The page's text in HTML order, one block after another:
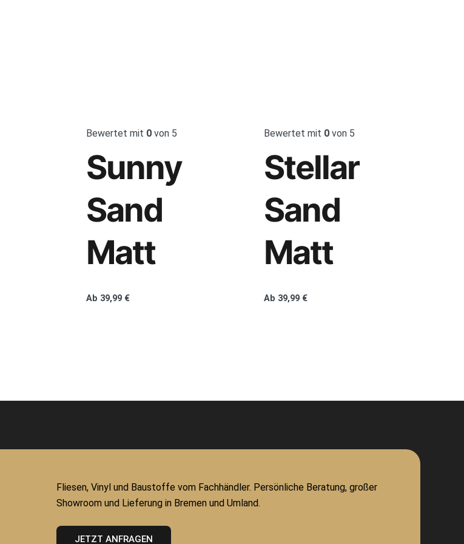
Bewertet mit 0 von 5
Sunny
Sand
Matt
Ab 39,99 €
Bewertet mit 0 von 5
Stellar
Sand
Matt
Ab 39,99 €
Fliesen, Vinyl und Baustoffe vom Fachhändler. Persönliche Beratung, großer
Showroom und Lieferung in Bremen und Umland.
JETZT ANFRAGEN